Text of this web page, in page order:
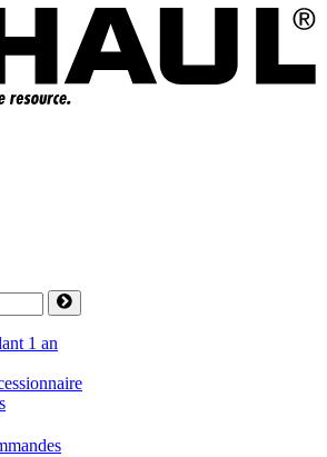
1 an